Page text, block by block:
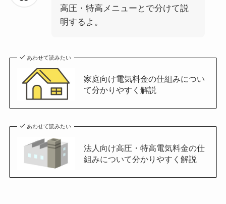
高圧・特高メニューとで分けて説
明するよ。
あわせて読みたい
家庭向け電気料金の仕組みについ
て分かりやすく解説
あわせて読みたい
法人向け高圧・特高電気料金の仕
組みについて分かりやすく解説